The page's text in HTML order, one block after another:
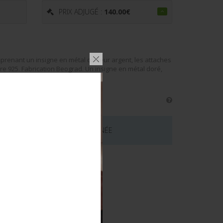
PRIX ADJUGÉ : 140.00€
un insigne en métal couleur argent, les attaches
925. Fabrication Beograd. Un insigne en métal doré,
LOT EST MAINTENANT TERMINÉE